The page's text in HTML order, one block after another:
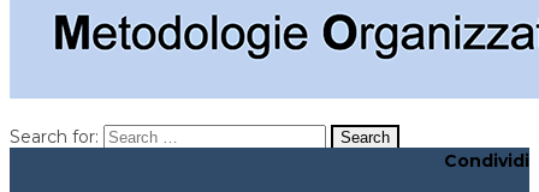
Search for:
Condividi